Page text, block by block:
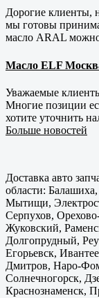
Дорогие клиенты,
мы готовы
масло ARAL
Масло ELF
Уважаемые
Многие позиции
хотите уточнить
Больше новостей
Доставка авто
области:
Мытищи,
Серпухов,
Жуковский,
Долгопрудный,
Егорьевск,
Дмитров, Наро-
Солнечногорск,
Краснознаменск,